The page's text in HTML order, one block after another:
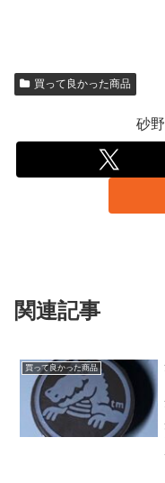
買って良かった商品
砂
関連記事
買って良かった商品